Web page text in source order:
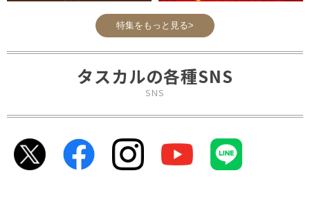
特集をもっと見る>
タスカルの各種SNS
SNS